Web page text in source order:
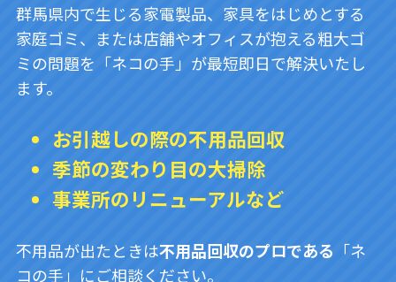
群馬県内で生じる家電製品、家具をはじめとする
家庭ゴミ、または店舗やオフィスが抱える粗大ゴ
ミの問題を「ネコの手」が最短即日で解決いたし
ます。
お引越しの際の不用品回収
季節の変わり目の大掃除
事業所のリニューアルなど
不用品が出たときは不用品回収のプロである 「ネ
コの手」にご相談ください。